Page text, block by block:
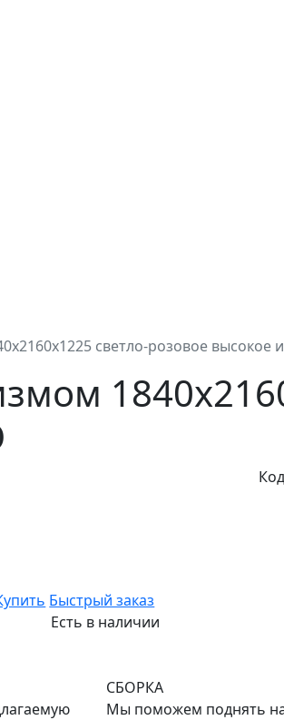
светло-розовое высокое
Быстрый заказ
Есть в наличии
СБОРКА
Мы поможем поднять